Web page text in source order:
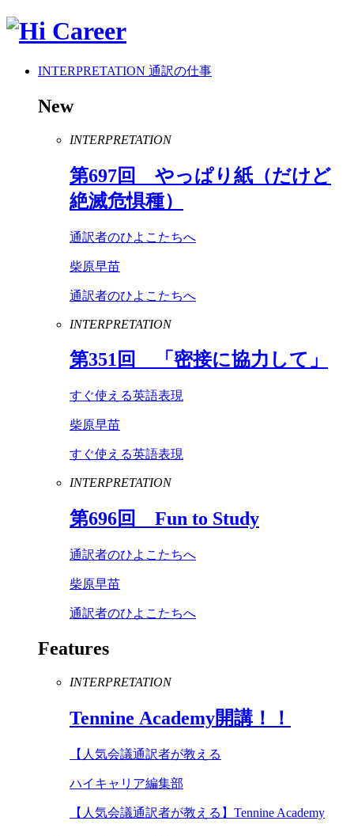
INTERPRETATION 通訳の仕事
New
INTERPRETATION
第697回 やっぱり紙（だけど
絶滅危惧種）
通訳者のひよこたちへ
柴原早苗
通訳者のひよこたちへ
INTERPRETATION
第351回 「密接に協力して」
すぐ使える英語表現
柴原早苗
すぐ使える英語表現
INTERPRETATION
第696回 Fun to Study
通訳者のひよこたちへ
柴原早苗
通訳者のひよこたちへ
Features
INTERPRETATION
Tennine Academy開講！！
【人気会議通訳者が教える
ハイキャリア編集部
【人気会議通訳者が教える】Tennine Academy